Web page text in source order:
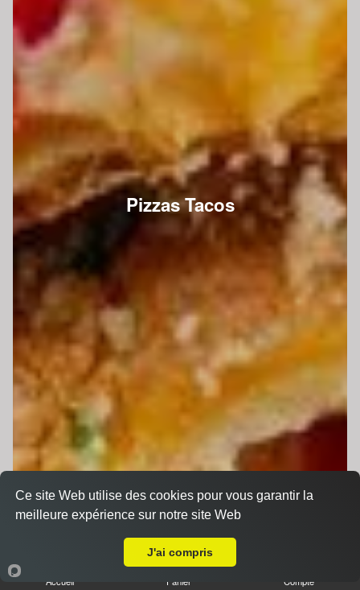
Pizzas Tacos
Accueil Panier Compte
Ce site Web utilise des cookies pour vous garantir la
meilleure expérience sur notre site Web
J'ai compris